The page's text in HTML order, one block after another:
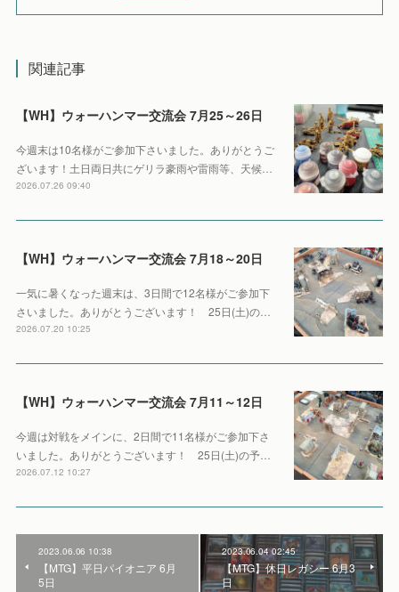
関連記事
【WH】ウォーハンマー交流会 7月25～26日
今週末は10名様がご参加下さいました。ありがとうご
ざいます！土日両日共にゲリラ豪雨や雷雨等、天候…
2026.07.26 09:40
【WH】ウォーハンマー交流会 7月18～20日
一気に暑くなった週末は、3日間で12名様がご参加下
さいました。ありがとうございます！ 25日(土)の…
2026.07.20 10:25
【WH】ウォーハンマー交流会 7月11～12日
今週は対戦をメインに、2日間で11名様がご参加下さ
いました。ありがとうございます！ 25日(土)の予…
2026.07.12 10:27
2023.06.06 10:38
【MTG】平日パイオニア 6月
5日
2023.06.04 02:45
【MTG】休日レガシー 6月3
日